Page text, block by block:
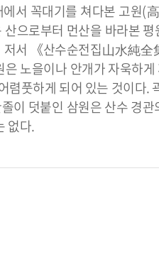
서 꼭대기를 쳐다본 고원(
으로부터 먼산을 바라본
서 《산수순전집山水純全
노을이나 안개가 자욱하
렴풋하게 되어 있는 것이다
이 덧붙인 삼원은 산수 경
없다.